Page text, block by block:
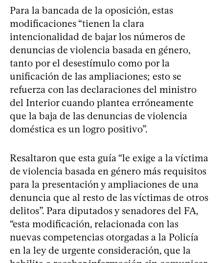
Para la bancada de la oposición, estas
modificaciones “tienen la clara
intencionalidad de bajar los números de
denuncias de violencia basada en género,
tanto por el desestímulo como por la
unificación de las ampliaciones; esto se
refuerza con las declaraciones del ministro
del Interior cuando plantea erróneamente
que la baja de las denuncias de violencia
doméstica es un logro positivo”.
Resaltaron que esta guía “le exige a la víctima
de violencia basada en género más requisitos
para la presentación y ampliaciones de una
denuncia que al resto de las víctimas de otros
delitos”. Para diputados y senadores del FA,
“esta modificación, relacionada con las
nuevas competencias otorgadas a la Policía
en la ley de urgente consideración, que la